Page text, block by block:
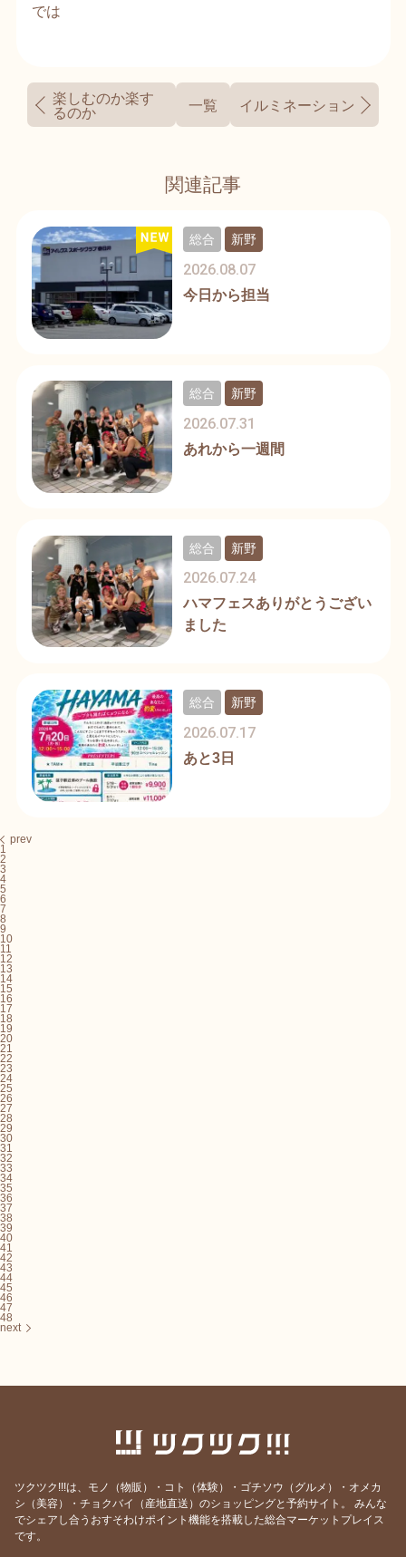
では
楽しむのか楽す
るのか
一覧 イルミネーション🎄✨
関連記事
今日から担当
2026.08.07
総合 新野
あれから一週間
2026.07.31
総合 新野
ハマフェスありがとうござい
ました
2026.07.24
総合 新野
あと3日
2026.07.17
総合 新野
prev
1
2
3
4
5
6
7
8
9
10
11
12
13
14
15
16
17
18
19
20
21
22
23
24
25
26
27
28
29
30
31
32
33
34
35
36
37
38
39
40
41
42
43
44
45
46
47
48
next
ツクツク!!!は、モノ（物販）・コト（体験）・ゴチソウ（グルメ）・オメカ
シ（美容）・チョクバイ（産地直送）のショッピングと予約サイト。
みんな
でシェアし合うおすそわけポイント機能を搭載した総合マーケットプレイス
です。